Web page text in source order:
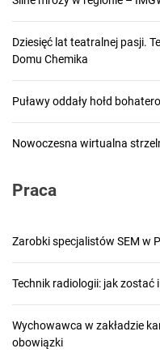
Dziesięć lat teatralnej pasji.
Domu Chemika
Puławy oddały hołd
Nowoczesna wirtualna
Praca
Zarobki specjalistów SEM w
Technik radiologii: jak zostać
Wychowawca w zakładzie
obowiązki